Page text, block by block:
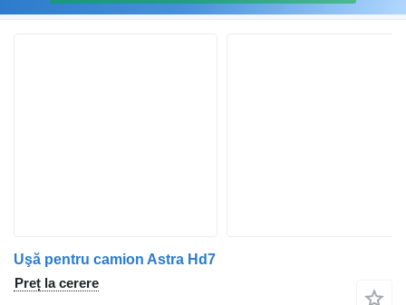
Uşă pentru camion Astra Hd7
Preț la cerere